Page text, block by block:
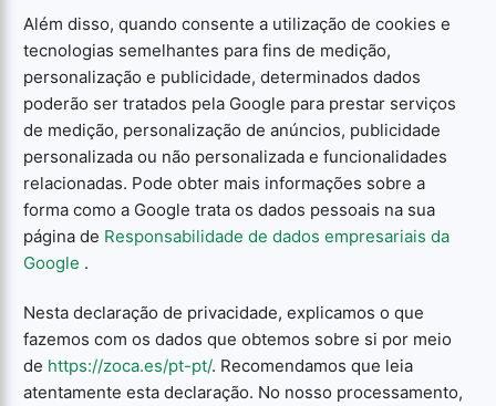
Além disso, quando consente a utilização de cookies e
tecnologias semelhantes para fins de medição,
personalização e publicidade, determinados dados
poderão ser tratados pela Google para prestar serviços
de medição, personalização de anúncios, publicidade
personalizada ou não personalizada e funcionalidades
relacionadas. Pode obter mais informações sobre a
forma como a Google trata os dados pessoais na sua
página de Responsabilidade de dados empresariais da
Google .
Nesta declaração de privacidade, explicamos o que
fazemos com os dados que obtemos sobre si por meio
de https://zoca.es/pt-pt/. Recomendamos que leia
atentamente esta declaração. No nosso processamento,